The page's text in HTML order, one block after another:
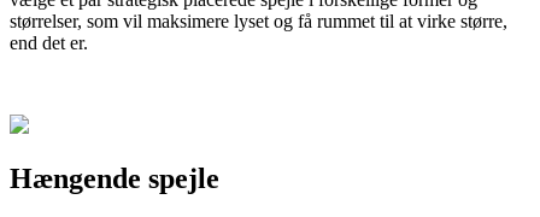
størrelser, som vil maksimere lyset og få rummet til at virke større,
end det er.
Hængende spejle